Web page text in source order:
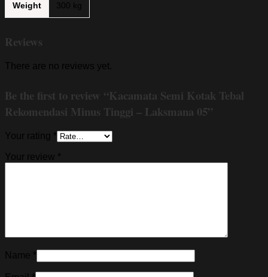
Weight 300 kg
Reviews
There are no reviews yet.
Be the first to review “Kacamata Semi Kotak Tebal
Rekomendasi Minus Tinggi – Laksmana 05”
Your rating *
Your review *
Name *